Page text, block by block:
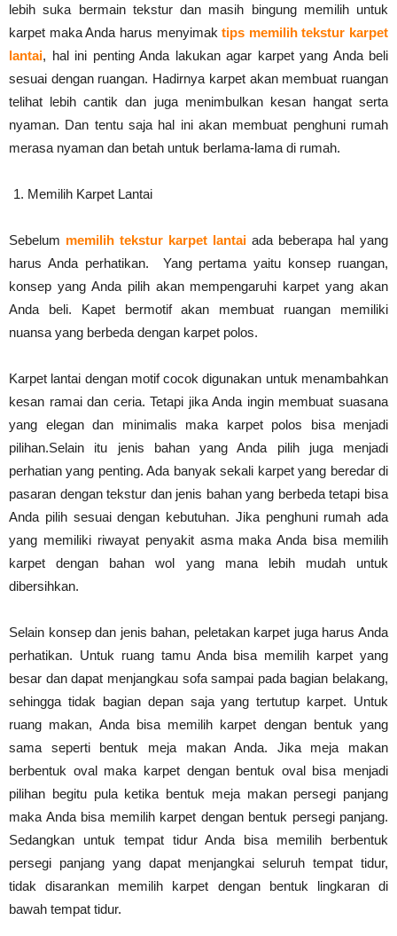
lebih suka bermain tekstur dan masih bingung memilih untuk
karpet maka Anda harus menyimaktips memilih tekstur karpet
lantai, hal ini penting Anda lakukan agar karpet yang Anda beli
sesuai dengan ruangan. Hadirnya karpet akan membuat ruangan
telihat lebih cantik dan juga menimbulkan kesan hangat serta
nyaman. Dan tentu saja hal ini akan membuat penghuni rumah
merasa nyaman dan betah untuk berlama-lama di rumah.
Memilih Karpet Lantai
Sebelum memilih tekstur karpet lantai ada beberapa hal yang
harus Anda perhatikan. Yang pertama yaitu konsep ruangan,
konsep yang Anda pilih akan mempengaruhi karpet yang akan
Anda beli. Kapet bermotif akan membuat ruangan memiliki
nuansa yang berbeda dengan karpet polos.
Karpet lantai dengan motif cocok digunakan untuk menambahkan
kesan ramai dan ceria. Tetapi jika Anda ingin membuat suasana
yang elegan dan minimalis maka karpet polos bisa menjadi
pilihan.Selain itu jenis bahan yang Anda pilih juga menjadi
perhatian yang penting. Ada banyak sekali karpet yang beredar di
pasaran dengan tekstur dan jenis bahan yang berbeda tetapi bisa
Anda pilih sesuai dengan kebutuhan. Jika penghuni rumah ada
yang memiliki riwayat penyakit asma maka Anda bisa memilih
karpet dengan bahan wol yang mana lebih mudah untuk
dibersihkan.
Selain konsep dan jenis bahan, peletakan karpet juga harus Anda
perhatikan. Untuk ruang tamu Anda bisa memilih karpet yang
besar dan dapat menjangkau sofa sampai pada bagian belakang,
sehingga tidak bagian depan saja yang tertutup karpet. Untuk
ruang makan, Anda bisa memilih karpet dengan bentuk yang
sama seperti bentuk meja makan Anda. Jika meja makan
berbentuk oval maka karpet dengan bentuk oval bisa menjadi
pilihan begitu pula ketika bentuk meja makan persegi panjang
maka Anda bisa memilih karpet dengan bentuk persegi panjang.
Sedangkan untuk tempat tidur Anda bisa memilih berbentuk
persegi panjang yang dapat menjangkai seluruh tempat tidur,
tidak disarankan memilih karpet dengan bentuk lingkaran di
bawah tempat tidur.